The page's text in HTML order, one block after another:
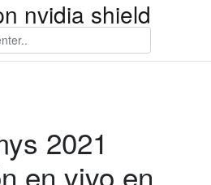
nvidia shield
2021
en vivo en